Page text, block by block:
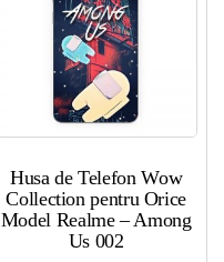
Husa de Telefon Wow
Collection pentru Orice
Model Realme – Among
Us 002